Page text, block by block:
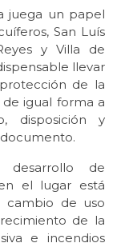
juega un papel
San Luís
y Villa de
llevar
de la
igual forma a
disposición y
de
el lugar está
cambio de uso
de la
e incendios